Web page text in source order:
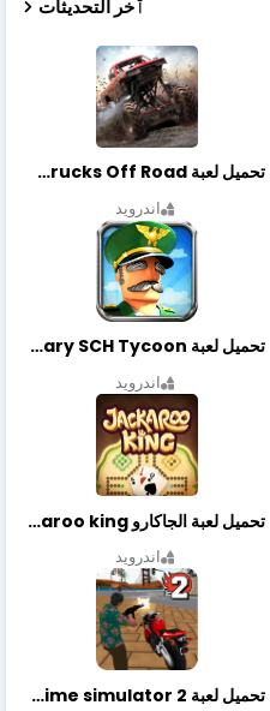
ٱخر التحديثات
تحميل لعبة Trucks Off Road مهكرة اخر اصدار
اندرويد
تحميل لعبة Idle Military SCH Tycoon مهكرة آخر إصدار
اندرويد
تحميل لعبة الجاكارو jackaroo king آخر إصدار
اندرويد
تحميل لعبة Vegas crime simulator 2 مهكرة اخر اصدار